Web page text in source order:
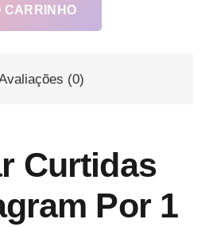
CARRINHO
(0)
Curtidas
Por 1